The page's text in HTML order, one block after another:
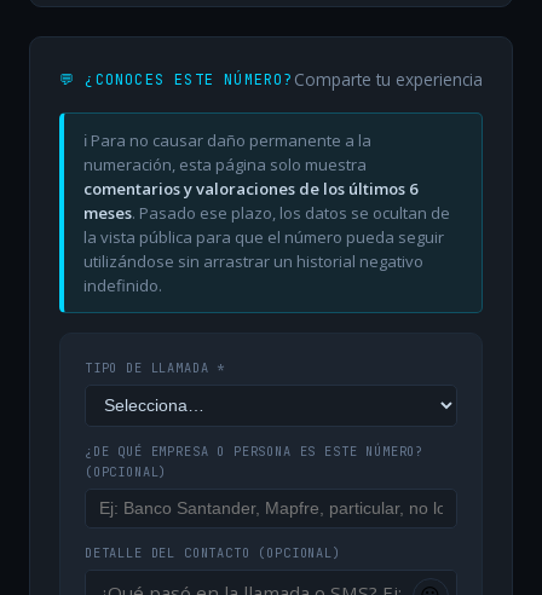
💬 ¿CONOCES ESTE NÚMERO? Comparte tu experiencia
ℹ️ Para no causar daño permanente a la
numeración, esta página solo muestra
comentarios y valoraciones de los últimos 6
meses. Pasado ese plazo, los datos se ocultan de
la vista pública para que el número pueda seguir
utilizándose sin arrastrar un historial negativo
indefinido.
TIPO DE LLAMADA *
¿DE QUÉ EMPRESA O PERSONA ES ESTE NÚMERO?
(OPCIONAL)
DETALLE DEL CONTACTO (OPCIONAL)